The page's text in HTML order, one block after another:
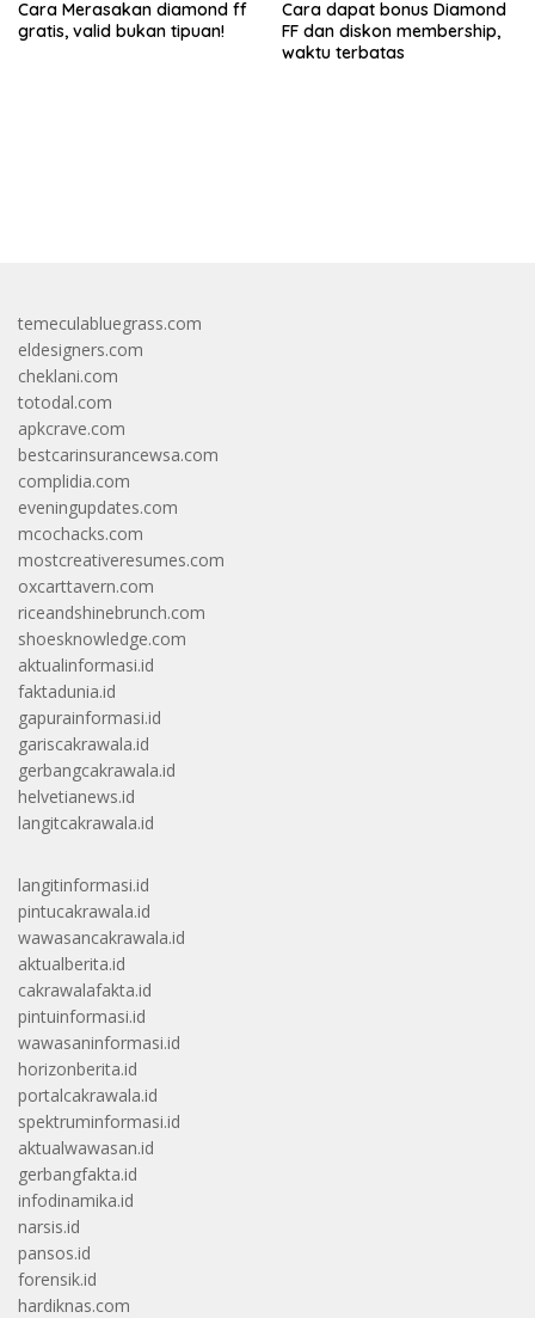
Cara Merasakan diamond ff
gratis, valid bukan tipuan!
Cara dapat bonus Diamond
FF dan diskon membership,
waktu terbatas
temeculabluegrass.com
eldesigners.com
cheklani.com
totodal.com
apkcrave.com
bestcarinsurancewsa.com
complidia.com
eveningupdates.com
mcochacks.com
mostcreativeresumes.com
oxcarttavern.com
riceandshinebrunch.com
shoesknowledge.com
aktualinformasi.id
faktadunia.id
gapurainformasi.id
gariscakrawala.id
gerbangcakrawala.id
helvetianews.id
langitcakrawala.id
langitinformasi.id
pintucakrawala.id
wawasancakrawala.id
aktualberita.id
cakrawalafakta.id
pintuinformasi.id
wawasaninformasi.id
horizonberita.id
portalcakrawala.id
spektruminformasi.id
aktualwawasan.id
gerbangfakta.id
infodinamika.id
narsis.id
pansos.id
forensik.id
hardiknas.com